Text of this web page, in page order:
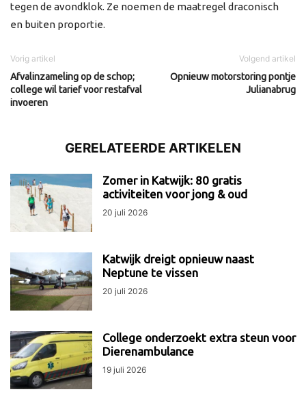
tegen de avondklok. Ze noemen de maatregel draconisch
en buiten proportie.
Vorig artikel
Afvalinzameling op de schop;
college wil tarief voor restafval
invoeren
Volgend artikel
Opnieuw motorstoring pontje
Julianabrug
GERELATEERDE ARTIKELEN
Zomer in Katwijk: 80 gratis
activiteiten voor jong & oud
20 juli 2026
Katwijk dreigt opnieuw naast
Neptune te vissen
20 juli 2026
College onderzoekt extra steun voor
Dierenambulance
19 juli 2026